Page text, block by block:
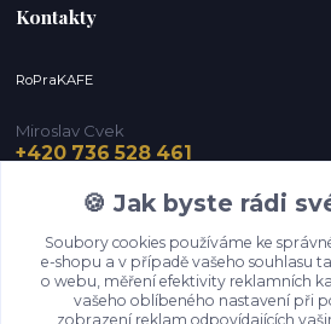
Kontakty
RoPraKAFE
Miroslav Cvek
+420 736 528 461
info@roprakafe.cz
🍪 Jak byste rádi
Soubory cookies používáme ke
e-shopu a v případě vašeho souhlasu
o webu, měření efektivity reklamních
vašeho oblíbeného nastavení při
zobrazení reklam odpovídajících